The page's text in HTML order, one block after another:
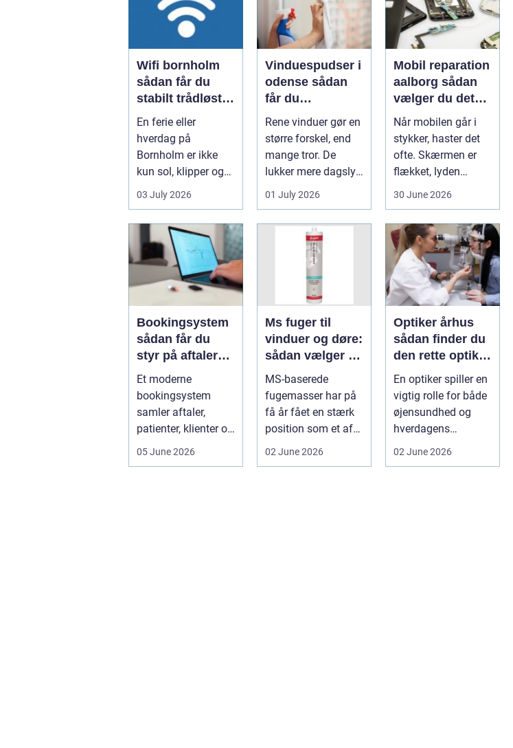
Wifi bornholm
sådan får du
stabilt trådløst
net på klippeøen
En ferie eller
hverdag på
Bornholm er ikke
kun sol, klipper og
strand. For mange
er en stabil intern...
03 July 2026
Vinduespudser i
odense sådan
får du
skinnende rene
ruder året rundt
Rene vinduer gør en
større forskel, end
mange tror. De
lukker mere dagslys
ind, får hjem og
erhvervs...
01 July 2026
Mobil reparation
aalborg sådan
vælger du det
rette værksted
Når mobilen går i
stykker, haster det
ofte. Skærmen er
flækket, lyden
30 June 2026
Bookingsystem
sådan får du
styr på aftaler
og
arbejdsgange
Et moderne
bookingsystem
samler aftaler,
patienter, klienter og
05 June 2026
Ms fuger til
vinduer og døre:
sådan vælger og
bruger du dem
rigtigt
MS-baserede
fugemasser har på
få år fået en stærk
position som et af
02 June 2026
Optiker århus
sådan finder du
den rette optiker
i byen
En optiker spiller en
vigtig rolle for både
øjensundhed og
hverdagens
02 June 2026